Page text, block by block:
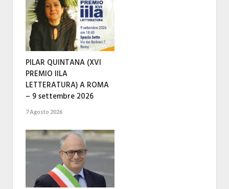
PILAR QUINTANA (XVI
PREMIO IILA
LETTERATURA) A ROMA
– 9 settembre 2026
7 Agosto 2026